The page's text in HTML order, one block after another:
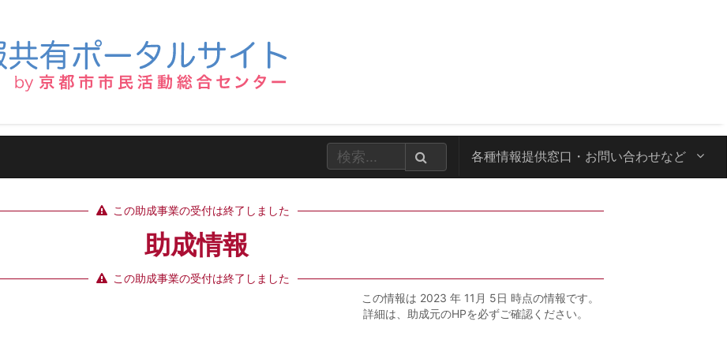
各種情報提供窓口・ お問い合わせなど
この助成事業の受付は終了しました
助成情報
この助成事業の受付は終了しました
この情報は 2023 年 11月 5日 時点の情報です。
詳細は、助成元のHPを必ずご確認ください。